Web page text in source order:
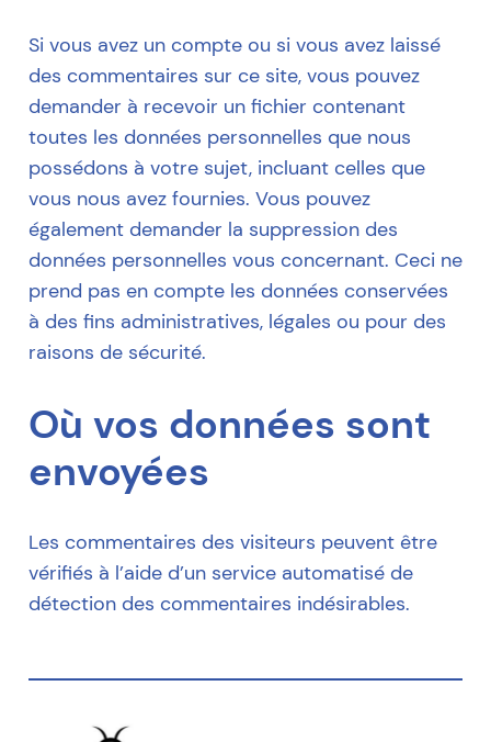
Si vous avez un compte ou si vous avez laissé
des commentaires sur ce site, vous pouvez
demander à recevoir un fichier contenant
toutes les données personnelles que nous
possédons à votre sujet, incluant celles que
vous nous avez fournies. Vous pouvez
également demander la suppression des
données personnelles vous concernant. Ceci ne
prend pas en compte les données conservées
à des fins administratives, légales ou pour des
raisons de sécurité.
Où vos données sont
envoyées
Les commentaires des visiteurs peuvent être
vérifiés à l’aide d’un service automatisé de
détection des commentaires indésirables.